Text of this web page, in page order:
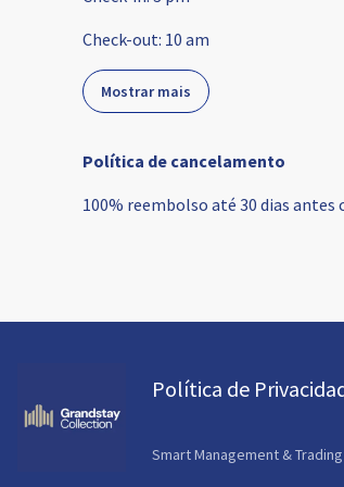
Check-out: 10 am
Mostrar mais
Política de cancelamento
100% reembolso até 30 dias antes
Política de
Smart Management & Trading